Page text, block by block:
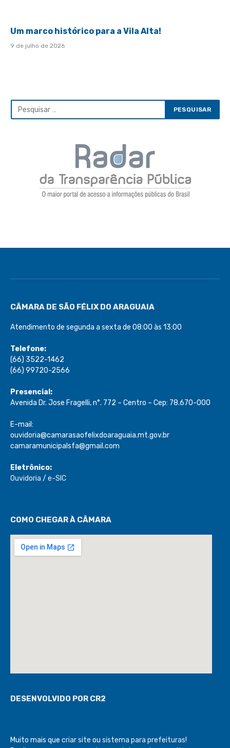
Um marco histórico para a Vila Alta!
9 de julho de 2026
CÂMARA DE SÃO FÉLIX DO ARAGUAIA
Atendimento de segunda a sexta de 08:00 às 13:00
Telefone:
(66) 3522-1462
(66) 99720-2566
Presencial:
Avenida Dr. Jose Fragelli, n°. 772 – Centro – Cep: 78.670-000
E-mail:
ouvidoria@camarasaofelixdoaraguaia.mt.gov.br
camaramunicipalsfa@gmail.com
Eletrônico:
Ouvidoria / e-SIC
COMO CHEGAR À CÂMARA
DESENVOLVIDO POR CR2
Muito mais que criar site ou sistema para prefeituras!